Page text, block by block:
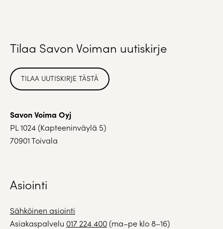
Tilaa Savon Voiman uutiskirje
TILAA UUTISKIRJE TÄSTÄ
Savon Voima Oyj
PL 1024 (Kapteeninväylä 5)
70901 Toivala
Asiointi
Sähköinen asiointi
Asiakaspalvelu 017 224 400(ma–pe klo 8–16)